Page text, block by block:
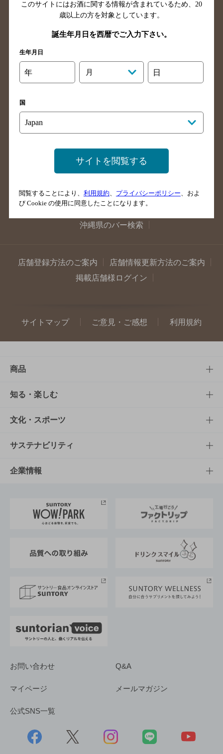
静岡県のバー検索
三重県のバー検索
石川県のバー検索
福井県のバー検索
大阪府のバー検索
兵庫県のバー検索
奈良県のバー検索
滋賀県のバー検索
和歌山県のバー検索
島根県のバー検索
徳島県のバー検索
香川県のバー検索
愛媛県のバー検索
高知県のバー検索
福岡県のバー検索
大分県のバー検索
熊本県のバー検索
鹿児島県のバー検索
沖縄県のバー検索
店舗登録方法のご案内
店舗情報更新方法のご案内
掲載店舗様ログイン
サイトマップ ご意見・ご感想 利用規約
商品
商品TOP
商品一覧
商品発売情報
栄養成分一覧
知る・楽しむ
知る・楽しむTOP
キャンペーン
工場見学
地域情報
文化・スポーツ
文化・スポーツTOP
サントリーホール
サントリーサンバーズ大阪
サステナビリティ
サステナビリティTOP
サントリーが考えるサステナビリティ経営
企業情報
企業概要
採用情報
お問い合わせ Q&A
マイページ メールマガジン
公式SNS一覧
このサイトにはお酒に関する情報が含まれているため、 20
歳以上の方を対象としています。
誕生年月日を西暦でご入力下さい。
生年月日
年 月 日
国
サイトを閲覧する
閲覧することにより、 利用規約、 プライバシーポリシー、およ
び Cookie の使用に同意したことになります。